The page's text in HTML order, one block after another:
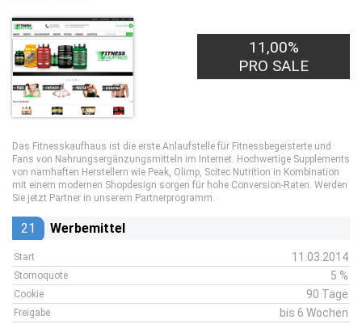
11,00%
PRO SALE
Das Fitnesskaufhaus ist die erste Anlaufstelle für Fitnessbegeisterte und
Fans von Nahrungsergänzungsmitteln im Internet. Hochwertige Supplements
von namhaften Herstellern wie Peak, Olimp, Scitec Nutrition in Kombination
mit einem modernen Shopdesign sorgen für hohe Conversion-Raten. Werden
Sie jetzt Partner in unserem Partnerprogramm.
21 Werbemittel
Start 11.03.2014
Stornoquote 5 %
Cookie 90 Tage
Freigabe bis 6 Wochen